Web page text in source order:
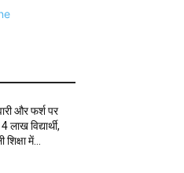
और फर्श पर
विद्यार्थी,
में...